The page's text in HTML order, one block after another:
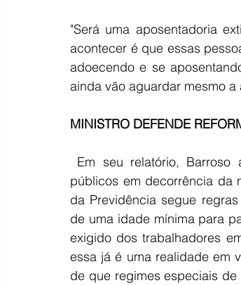
"Será uma aposentadoria
acontecer é que essas
adoecendo e se
ainda vão aguardar mesmo
MINISTRO DEFENDE
públicos em decorrência da
da Previdência segue
de uma idade mínima para
exigido dos trabalhadores
essa já é uma realidade em
de que regimes especiais